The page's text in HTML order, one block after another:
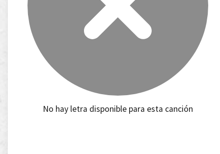
No hay letra disponible para esta canción